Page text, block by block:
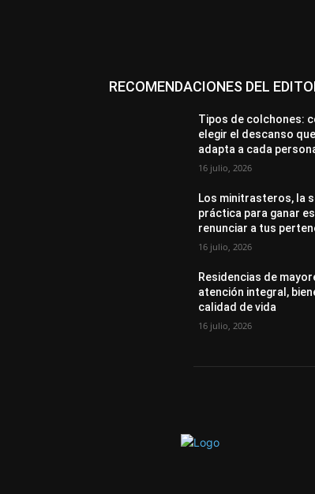
RECOMENDACIONES DEL
Tipos de colchones:
elegir el descanso
adapta a cada
16 julio, 2026
Los minitrasteros, la
práctica para ganar
renunciar a tus
16 julio, 2026
Residencias de
atención integral,
calidad de vida
16 julio, 2026